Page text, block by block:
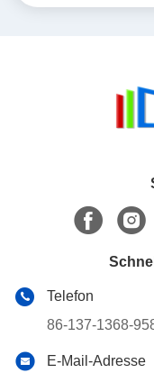
Schnittstelle
Telefon
86-137-1368-
E-Mail-Adresse